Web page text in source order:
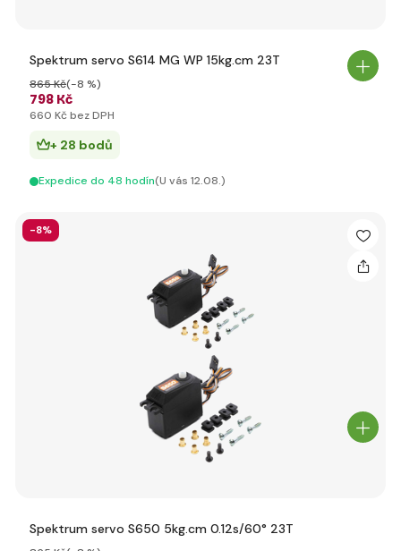
Spektrum servo S614 MG WP 15kg.cm 23T
798 Kč
865 Kč(-8 %)
660 Kč bez DPH
+ 28 bodů
Expedice do 48 hodín(U vás 12.08.)
-8%
Spektrum servo S650 5kg.cm 0.12s/60° 23T